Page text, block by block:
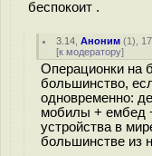
беспокоит .
3.14 ,Аноним (1),
[к модератору]
Операционки на
большинство,
одновременно:
мобилы + ембед
устройства в
большинстве из